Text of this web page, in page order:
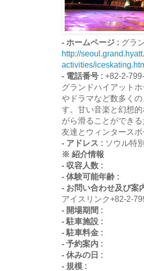
- ホームページ : グラ
http://
activities/
- 電話番号 : +82-2-
グランドハイアット
やドラマなど数多く
す。甘い音楽と幻想
がら滑ることができ
友達とウィンタース
- アドレス : ソウル特
※ 紹介情報
- 収容人数 :
- 体験可能年齢 :
- お問い合わせ及び案
アイスリンク+82-2-
- 開場期間 :
- 駐車施設 :
- 駐車料金 :
- 予約案内 :
- 休みの日 :
- 規模 :